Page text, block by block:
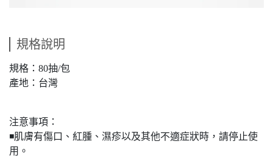
規格說明
規格：80抽/包
產地：台灣
注意事項：
◾️肌膚有傷口、紅腫、濕疹以及其他不適症狀時，請停止使
用。